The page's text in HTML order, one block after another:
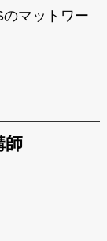
マットワー
師